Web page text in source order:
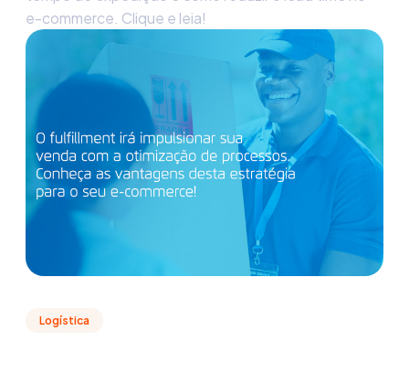
e-commerce. Clique e leia!
Logística